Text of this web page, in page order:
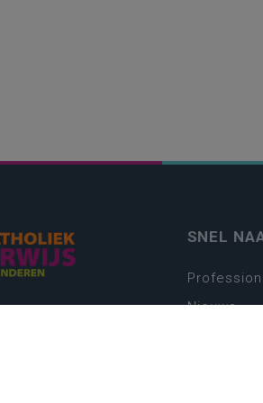
SNEL
Nieuws